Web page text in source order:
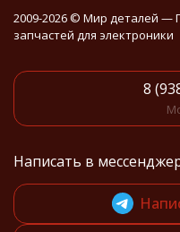
2009-2026 © Мир деталей —
запчастей для электроники
8
Написать в